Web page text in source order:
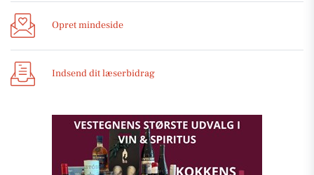
Opret mindeside
Indsend dit læserbidrag